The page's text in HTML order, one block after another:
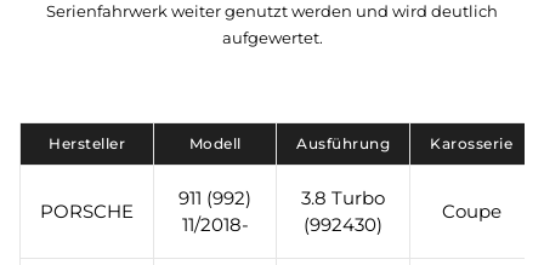
Serienfahrwerk weiter genutzt werden und wird deutlich
aufgewertet.
Hersteller Modell Ausführung Karosserie
PORSCHE
911 (992)
11/2018-
3.8 Turbo
(992430)
Coupe